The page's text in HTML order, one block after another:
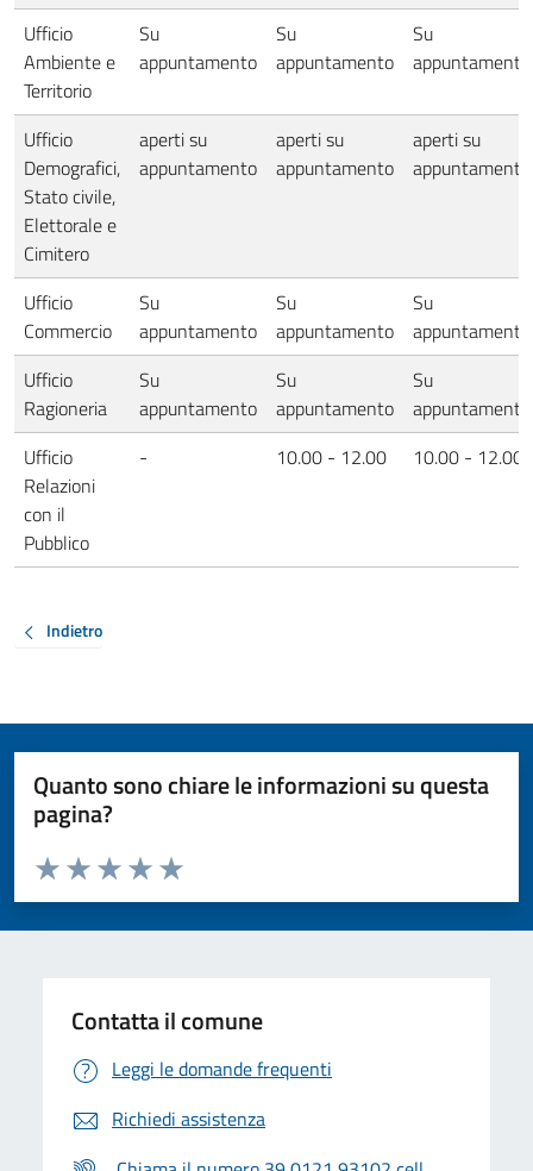
Ufficio
Ambiente e
Territorio
Su
appuntamento
Su
appuntamento
Su
appuntamento
Ufficio
Demografici,
Stato civile,
Elettorale e
Cimitero
aperti su
appuntamento
aperti su
appuntamento
aperti su
appuntamento
Ufficio
Commercio
Su
appuntamento
Su
appuntamento
Su
appuntamento
Ufficio
Ragioneria
Su
appuntamento
Su
appuntamento
Su
appuntamento
Ufficio
Relazioni
con il
Pubblico
- 10.00 - 12.00 10.00 - 12.00
Indietro
Quanto sono chiare le informazioni su questa
pagina?
Valuta da 1 a 5 stelle la pagina
Valuta 5 stelle su 5
Valuta 4 stelle su 5
Valuta 3 stelle su 5
Valuta 2 stelle su 5
Valuta 1 stelle su 5
Contatta il comune
Leggi le domande frequenti
Richiedi assistenza